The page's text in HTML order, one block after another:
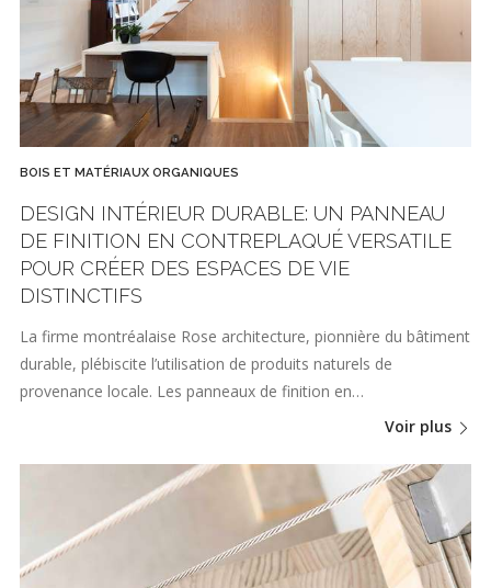
BOIS ET MATÉRIAUX ORGANIQUES
DESIGN INTÉRIEUR DURABLE: UN PANNEAU
DE FINITION EN CONTREPLAQUÉ VERSATILE
POUR CRÉER DES ESPACES DE VIE
DISTINCTIFS
La firme montréalaise Rose architecture, pionnière du bâtiment
durable, plébiscite l’utilisation de produits naturels de
provenance locale. Les panneaux de finition en…
Voir plus